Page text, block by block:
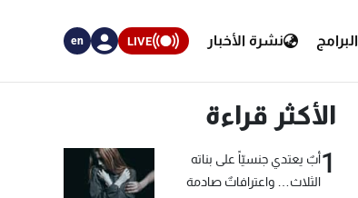
البرامج نشرة الأخبار LIVE
en
الأكثر قراءة
1أبٌ يعتدي جنسيّاً على بناته
الثلاث… واعترافاتٌ صادمة